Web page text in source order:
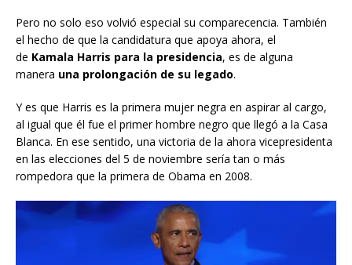
Pero no solo eso volvió especial su comparecencia. También
el hecho de que la candidatura que apoya ahora, el
de Kamala Harris para la presidencia, es de alguna
manera una prolongación de su legado.
Y es que Harris es la primera mujer negra en aspirar al cargo,
al igual que él fue el primer hombre negro que llegó a la Casa
Blanca. En ese sentido, una victoria de la ahora vicepresidenta
en las elecciones del 5 de noviembre sería tan o más
rompedora que la primera de Obama en 2008.